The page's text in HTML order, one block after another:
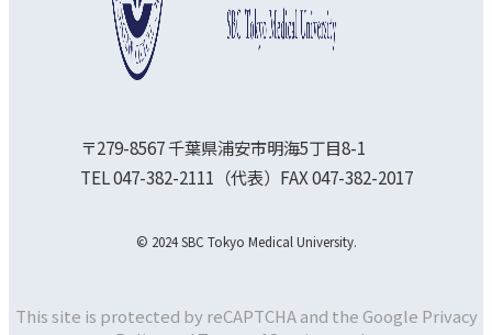
〒279-8567 千葉県浦安市明海5丁目8-1
TEL 047-382-2111（代表）FAX 047-382-2017
© 2024 SBC Tokyo Medical University.
This site is protected by reCAPTCHA and the Google Privacy